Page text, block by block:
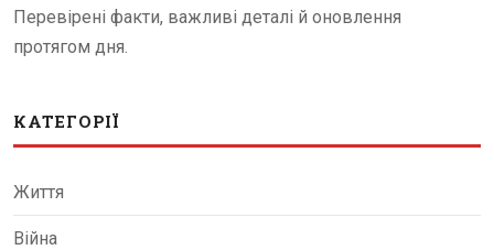
Перевірені факти, важливі деталі й оновлення
протягом дня.
КАТЕГОРІЇ
Життя
Війна